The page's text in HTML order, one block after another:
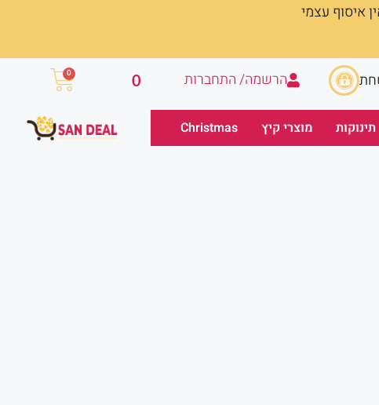
איסוף עצמי
הרשמה/ התחברות 0
0
עגלת
תינוקות מוצרי קיץ Christmas